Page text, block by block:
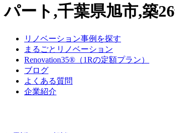
パート,千葉県旭市,築
リノベーション事例を探す
まるごとリノベーション
Renovation35®（1Rの定額プラン）
ブログ
よくある質問
企業紹介